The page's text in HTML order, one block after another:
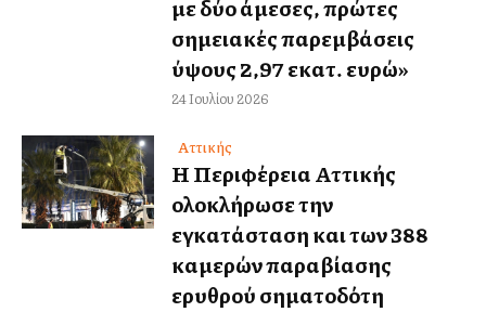
με δύο άμεσες, πρώτες
σημειακές παρεμβάσεις
ύψους 2,97 εκατ. ευρώ»
24 Ιουλίου 2026
Αττικής
Η Περιφέρεια Αττικής
ολοκλήρωσε την
εγκατάσταση και των 388
καμερών παραβίασης
ερυθρού σηματοδότη